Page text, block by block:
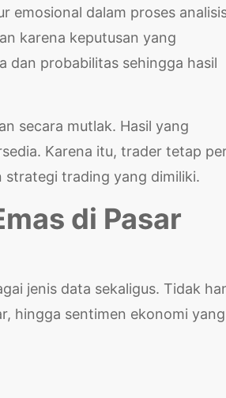
emosional dalam proses
karena keputusan yang
dan probabilitas sehingga hasil
secara mutlak. Hasil yang
Karena itu, trader tetap
strategi trading yang dimiliki.
di Pasar
jenis data sekaligus. Tidak
hingga sentimen ekonomi yang